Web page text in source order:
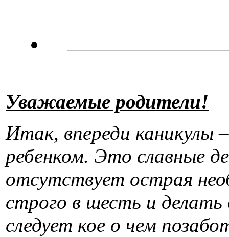
Уважаемые родители!
Итак, впереди каникулы
ребенком. Это славные
отсутствует острая
строго в шесть и
следует кое о чем